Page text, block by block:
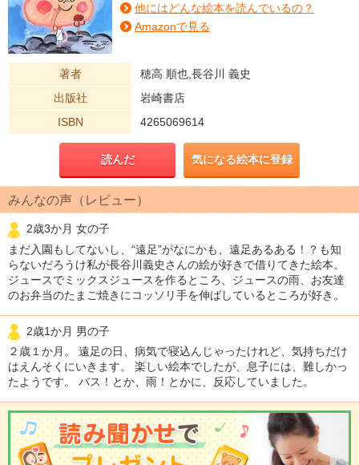
他にはどんな絵本を読んでいるの？
Amazonで見る
著者
穂高 順也,長谷川 義史
出版社
岩崎書店
ISBN
4265069614
読んだ 気になる絵本に登録
みんなの声（レビュー）
2歳3か月 女の子
まだ入園もしてないし、“遠足”がなにかも、遠足あるある！？も知
らないだろうけ私が長谷川義史さんの絵が好きで借りてきた絵本。
ジュースでミックスジュースを作るところ、ジュースの雨、お友達
のお弁当のたまご焼きにコッソリ手を伸ばしているところが好き。
2歳1か月 男の子
２歳１か月。 遠足の日、病気で寝込んじゃったけれど、気持ちだけ
はえんそくにいきます。 楽しい絵本でしたが、息子には、難しかっ
たようです。 バス！とか、雨！とかに、反応していました。